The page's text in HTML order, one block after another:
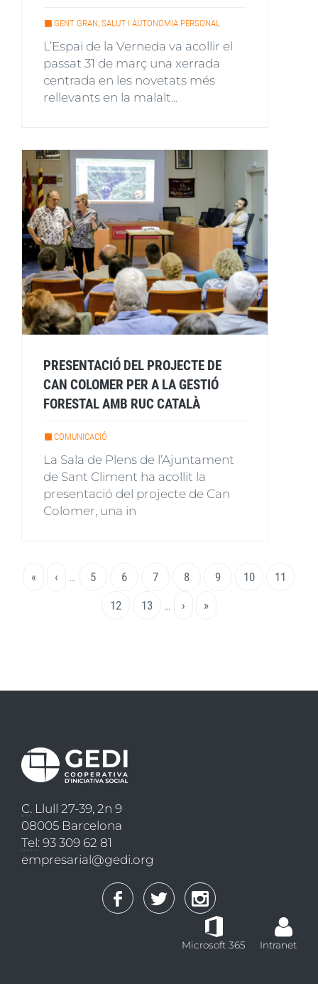
GENT GRAN, SALUT I AUTONOMIA PERSONAL
L’Espai de la Verneda va acollir el
passat 31 de març una xerrada
centrada en les novetats més
rellevants en la malalt...
PRESENTACIÓ DEL PROJECTE DE
CAN COLOMER PER A LA GESTIÓ
FORESTAL AMB RUC CATALÀ
COMUNICACIÓ
La Sala de Plens de l’Ajuntament
de Sant Climent ha acollit la
presentació del projecte de Can
Colomer, una in
Paginació
Primera
«
Pàgina
‹ … Page
5 Page
6 Page
7 Page
8
Pàgina
9 Page
10 Page
11
Page
12 Page
13 …
Pàgina
›
Última
»
C. Llull 27-39, 2n 9
08005 Barcelona
Tel: 93 309 62 81
empresarial@gedi.org
Microsoft 365 Intranet